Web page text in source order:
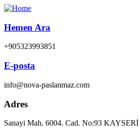
Hemen Ara
+905323993851
E-posta
info@nova-paslanmaz.com
Adres
Sanayi Mah. 6004. Cad. No:93 KAYSERİ